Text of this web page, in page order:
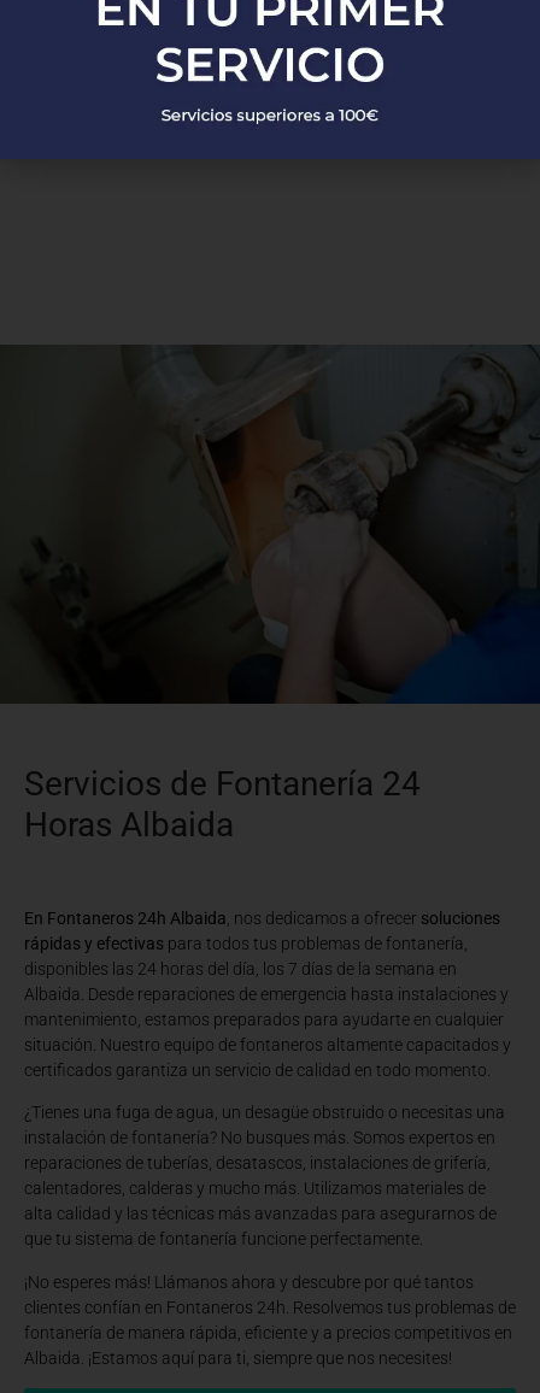
PEDIR PRESUPUESTO
Servicios de Fontanería 24
Horas Albaida
En Fontaneros 24h Albaida , nos dedicamos a ofrecer soluciones
rápidas y efectivas para todos tus problemas de fontanería,
disponibles las 24 horas del día, los 7 días de la semana en
Albaida. Desde reparaciones de emergencia hasta instalaciones y
mantenimiento, estamos preparados para ayudarte en cualquier
situación. Nuestro equipo de fontaneros altamente capacitados y
certificados garantiza un servicio de calidad en todo momento.
¿Tienes una fuga de agua, un desagüe obstruido o necesitas una
instalación de fontanería? No busques más. Somos expertos en
reparaciones de tuberías, desatascos, instalaciones de grifería,
calentadores, calderas y mucho más. Utilizamos materiales de
alta calidad y las técnicas más avanzadas para asegurarnos de
que tu sistema de fontanería funcione perfectamente.
¡No esperes más! Llámanos ahora y descubre por qué tantos
clientes confían en Fontaneros 24h. Resolvemos tus problemas de
fontanería de manera rápida, eficiente y a precios competitivos en
Albaida. ¡Estamos aquí para ti, siempre que nos necesites!